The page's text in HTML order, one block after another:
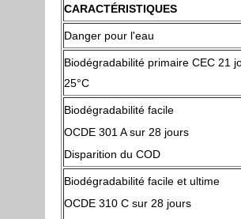
CARACTÉRISTIQUES
Danger pour l'eau
Biodégradabilité primaire CEC 21
25°C
Biodégradabilité facile
OCDE 301 A sur 28 jours
Disparition du COD
Biodégradabilité facile et ultime
OCDE 310 C sur 28 jours